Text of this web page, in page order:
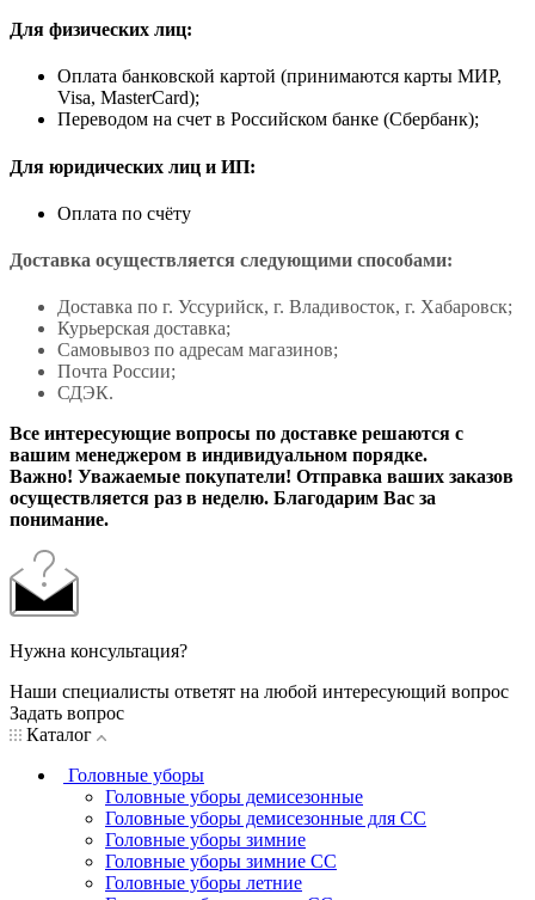
Для физических лиц:
Оплата банковской картой (принимаются карты МИР,
Visa, MasterCard);
Переводом на счет в Российском банке (Сбербанк);
Для юридических лиц и ИП:
Оплата по счёту
Доставка осуществляется следующими способами:
Доставка по г. Уссурийск, г. Владивосток, г. Хабаровск;
Курьерская доставка;
Самовывоз по адресам магазинов;
Почта России;
СДЭК.
Все интересующие вопросы по доставке решаются с
вашим менеджером в индивидуальном порядке.
Важно! Уважаемые покупатели! Отправка ваших заказов
осуществляется раз в неделю. Благодарим Вас за
понимание.
Нужна консультация?
Наши специалисты ответят на любой интересующий вопрос
Задать вопрос
Каталог
Головные уборы
Головные уборы демисезонные
Головные уборы демисезонные для СС
Головные уборы зимние
Головные уборы зимние СС
Головные уборы летние